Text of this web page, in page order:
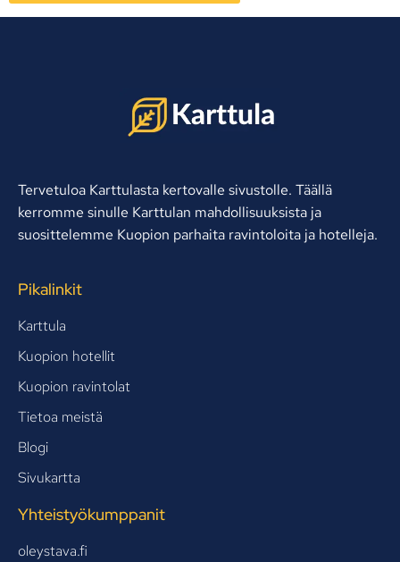
Tervetuloa Karttulasta kertovalle sivustolle. Täällä
kerromme sinulle Karttulan mahdollisuuksista ja
suosittelemme Kuopion parhaita ravintoloita ja hotelleja.
Pikalinkit
Karttula
Kuopion hotellit
Kuopion ravintolat
Tietoa meistä
Blogi
Sivukartta
Yhteistyökumppanit
oleystava.fi